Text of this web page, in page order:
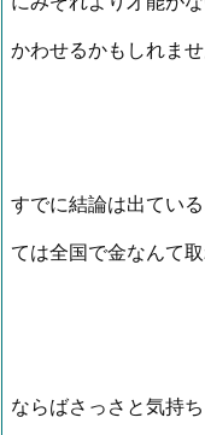
かわせるかもしれませ
すでに結論は出てい
ては全国で金なんて取
ならばさっさと気持